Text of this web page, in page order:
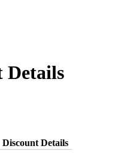
Details
Discount Details